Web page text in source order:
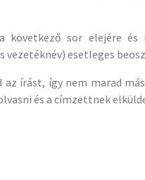
következő sor elejére
vezetéknév) esetleges
az írást, így nem marad
és a címzettnek